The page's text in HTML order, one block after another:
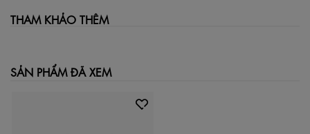
THAM KHẢO THÊM
SẢN PHẨM ĐÃ XEM